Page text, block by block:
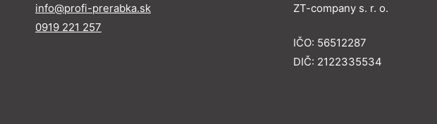
info@profi-prerabka.sk
0919 221 257
ZT-company s. r. o.
IČO: 56512287
DIČ: 2122335534